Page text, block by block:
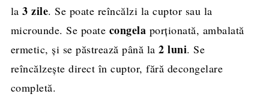
la3 zile. Se poate reîncălzi la cuptor sau la
microunde. Se poate congela porționată, ambalată
ermetic, și se păstrează până la2 luni. Se
reîncălzește direct în cuptor, fără decongelare
completă.